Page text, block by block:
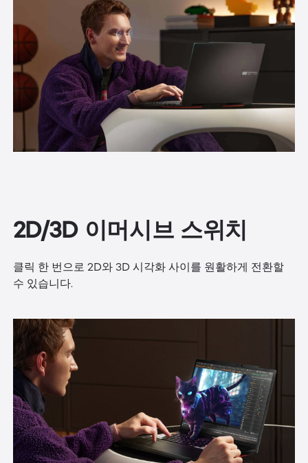
2D/3D 이머시브 스위치
클릭 한 번으로 2D와 3D 시각화 사이를 원활하게 전환할
수 있습니다.